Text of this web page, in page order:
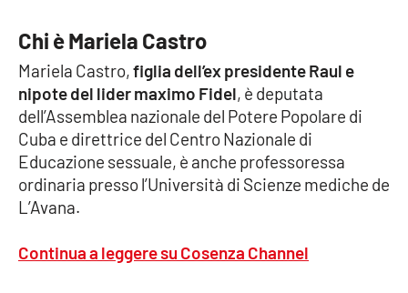
Leggendo Alvaro insieme
Imprese Di Calabria
Le perfidie di Antonella Grippo
Venti di comunicazione
Chi è Mariela Castro
Mariela Castro,figlia dell’ex presidente Raul e
nipote del lider maximo Fidel, è deputata
dell’Assemblea nazionale del Potere Popolare di
Cuba e direttrice del Centro Nazionale di
Educazione sessuale, è anche professoressa
ordinaria presso l’Università di Scienze mediche de
L’Avana.
Continua a leggere su Cosenza Channel